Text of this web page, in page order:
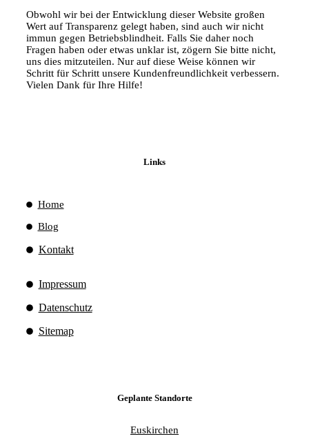
Obwohl wir bei der Entwicklung dieser Website großen
Wert auf Transparenz gelegt haben, sind auch wir nicht
immun gegen Betriebsblindheit. Falls Sie daher noch
Fragen haben oder etwas unklar ist, zögern Sie bitte nicht,
uns dies mitzuteilen. Nur auf diese Weise können wir
Schritt für Schritt unsere Kundenfreundlichkeit verbessern.
Vielen Dank für Ihre Hilfe!
Links
Home
Blog
Kontakt
Impressum
Datenschutz
Sitemap
Geplante Standorte
Euskirchen